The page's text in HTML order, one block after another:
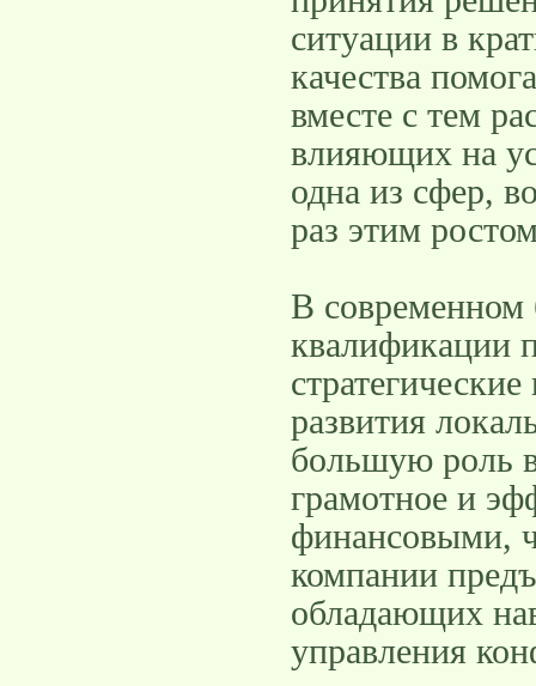
ситуации в
качества
вместе с тем
влияющих на
одна из сфер,
раз этим
В современном
квалификации
развития
большую роль
грамотное и
финансовыми,
компании
обладающих
управления